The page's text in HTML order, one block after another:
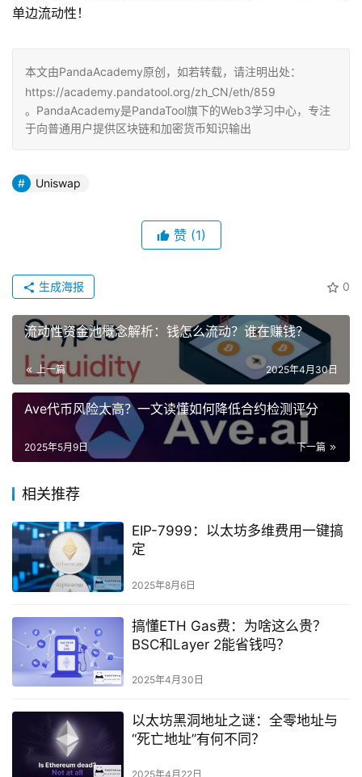
单边流动性！
本文由PandaAcademy原创，如若转载，请注明出处：
https://academy.pandatool.org/zh_CN/eth/859
。PandaAcademy是PandaTool旗下的Web3学习中心，专注
于向普通用户提供区块链和加密货币知识输出
Uniswap
赞 (1)
0
生成海报
流动性资金池概念解析：钱怎么流动？谁在赚钱？
上一篇 2025年4月30日
Ave代币风险太高？一文读懂如何降低合约检测评分
下一篇
2025年5月9日
相关推荐
EIP-7999：以太坊多维费用一键搞
定
2025年8月6日
搞懂ETH Gas费：为啥这么贵？
BSC和Layer 2能省钱吗？
2025年4月30日
以太坊黑洞地址之谜：全零地址与
“死亡地址”有何不同？
2025年4月22日